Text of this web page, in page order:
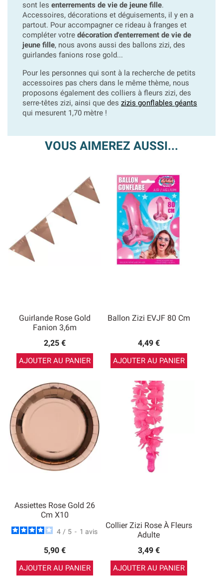
sont les enterrements de vie de jeune fille.
Accessoires, décorations et déguisements, il y en a
partout. Pour accompagner ce rideau à franges et
compléter votre décoration d'enterrement de vie de
jeune fille, nous avons aussi des ballons zizi, des
guirlandes fanions rose gold...
Pour les personnes qui sont à la recherche de petits
accessoires pas chers dans le même thème, nous
proposons également des colliers à fleurs zizi, des
serre-têtes zizi, ainsi que des zizis gonflables géants
qui mesurent 1,70 mètre !
VOUS AIMEREZ AUSSI...
Guirlande Rose Gold
Fanion 3,6m
2,25 €
AJOUTER AU PANIER
Ballon Zizi EVJF 80 Cm
4,49 €
AJOUTER AU PANIER
Assiettes Rose Gold 26
Cm X10
4 / 5 - 1 avis
5,90 €
AJOUTER AU PANIER
Collier Zizi Rose À Fleurs
Adulte
3,49 €
AJOUTER AU PANIER